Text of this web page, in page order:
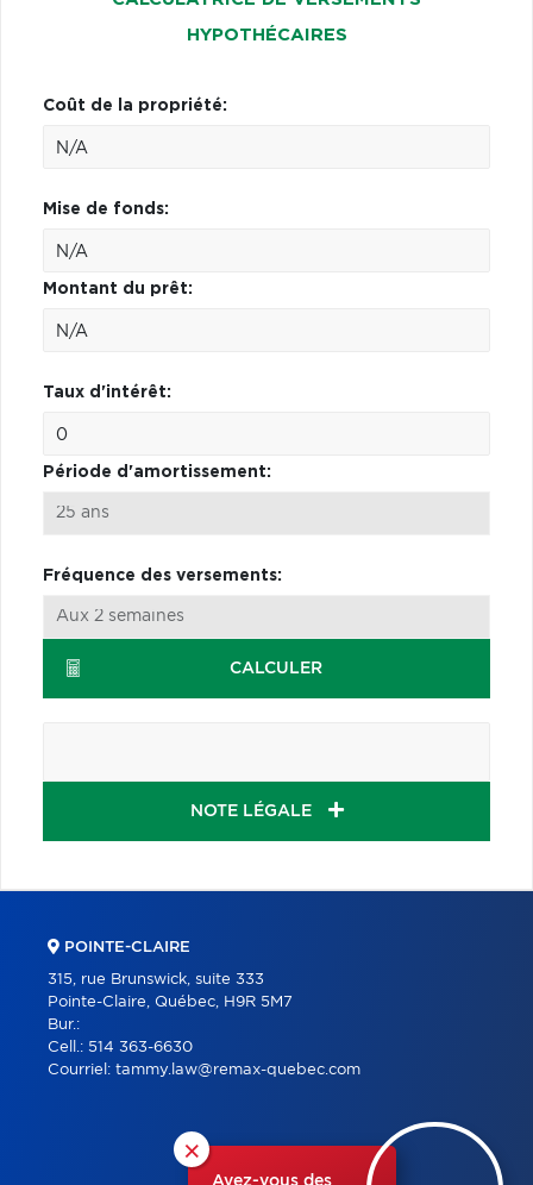
HYPOTHÉCAIRES
Coût de la propriété:
Mise de fonds:
Montant du prêt:
Taux d'intérêt:
Période d'amortissement:
Fréquence des versements:
CALCULER
NOTE LÉGALE
×
Avez-vous des
POINTE-CLAIRE
315, rue Brunswick, suite 333
Pointe-Claire, Québec, H9R 5M7
Bur.:
Cell.: 514 363-6630
Courriel: tammy.law@remax-quebec.com